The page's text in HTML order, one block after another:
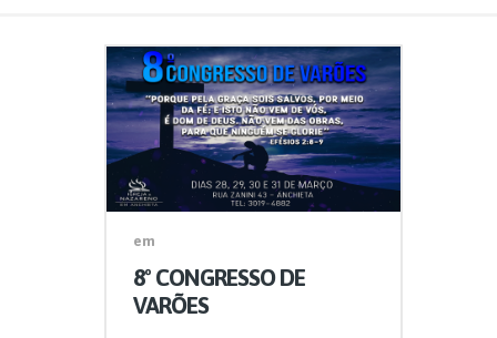
em
8º CONGRESSO DE
VARÕES